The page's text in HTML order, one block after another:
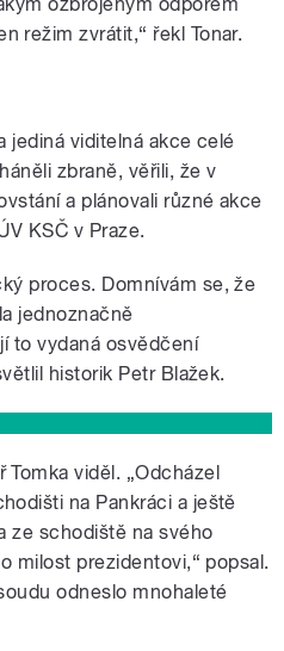
režim zvrátit,“ řekl Tonar.
jediná viditelná akce celé
zbraně, věřili, že v
a plánovali různé akce
KSČ v Praze.
proces. Domnívám se, že
jednoznačně
to vydaná osvědčení
historik Petr Blažek.
viděl. „Odcházel
na Pankráci a ještě
ze schodiště na svého
milost prezidentovi,“ popsal.
odneslo mnohaleté